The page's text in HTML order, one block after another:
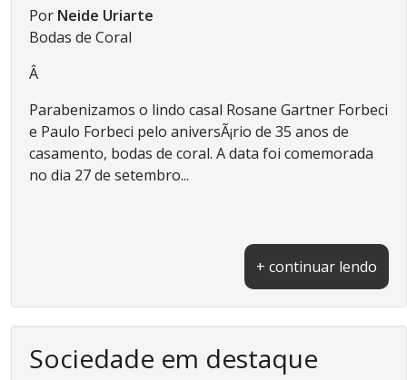
Por Neide Uriarte
Bodas de Coral
Â
Parabenizamos o lindo casal Rosane Gartner Forbeci
e Paulo Forbeci pelo aniversÃ¡rio de 35 anos de
casamento, bodas de coral. A data foi comemorada
no dia 27 de setembro...
+ continuar lendo
Sociedade em destaque